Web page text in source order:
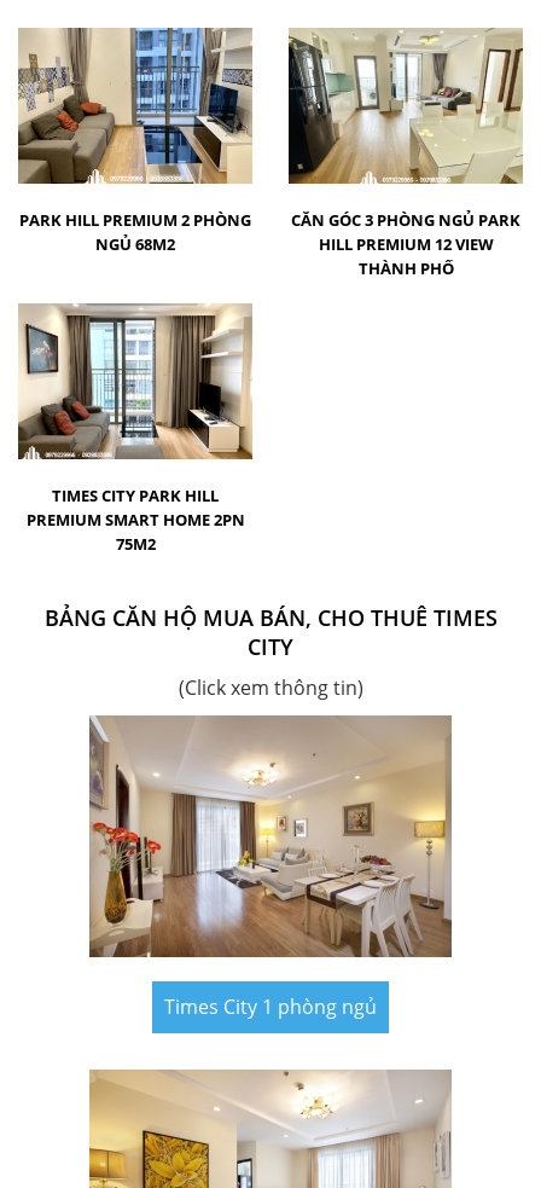
PARK HILL PREMIUM 2 PHÒNG
NGỦ 68M2
CĂN GÓC 3 PHÒNG NGỦ PARK
HILL PREMIUM 12 VIEW
THÀNH PHỐ
TIMES CITY PARK HILL
PREMIUM SMART HOME 2PN
75M2
BẢNG CĂN HỘ MUA BÁN, CHO THUÊ TIMES
CITY
(Click xem thông tin)
Times City 1 phòng ngủ